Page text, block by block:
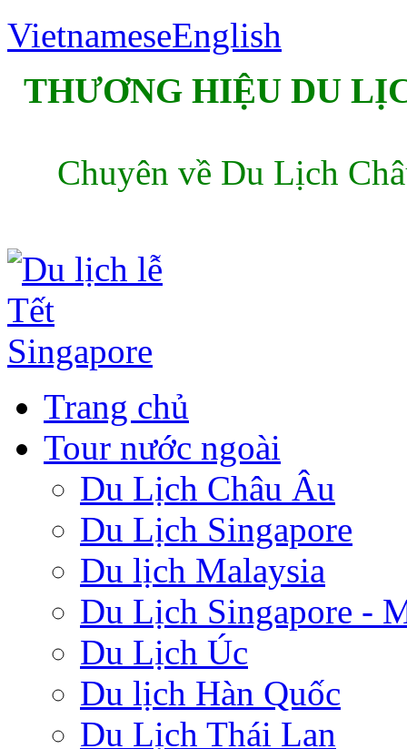
VietnameseEnglish
THƯƠNG HIỆU DU
Chuyên về Du Lịch
Trang chủ
Tour nước ngoài
Du Lịch Châu Âu
Du Lịch Singapore
Du lịch Malaysia
Du Lịch Singapore -
Du Lịch Úc
Du lịch Hàn Quốc
Du Lịch Thái Lan